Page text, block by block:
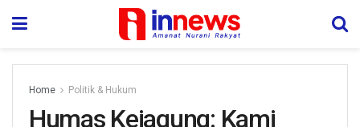
Home Politik & Hukum
Humas Kejagung: Kami